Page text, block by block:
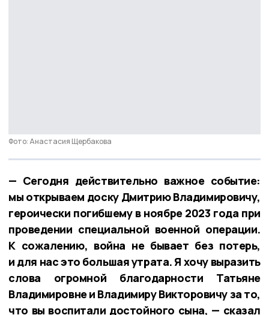
Фото: Анастасия Щербакова
— Сегодня действительно важное событие:
мы открываем доску Дмитрию Владимировичу,
героически погибшему в ноябре 2023 года при
проведении специальной военной операции.
К сожалению, война не бывает без потерь,
и для нас это большая утрата. Я хочу выразить
слова огромной благодарности Татьяне
Владимировне и Владимиру Викторовичу за то,
что вы воспитали достойного сына, — сказал